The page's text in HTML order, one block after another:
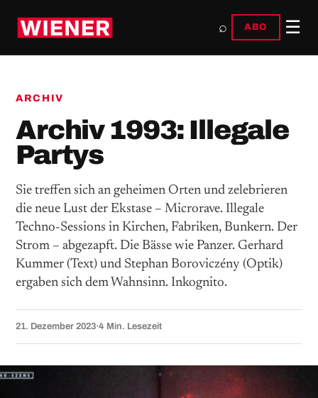
⌕ ABO ☰
ARCHIV
Archiv 1993: Illegale
Partys
Sie treffen sich an geheimen Orten und zelebrieren
die neue Lust der Ekstase – Microrave. Illegale
Techno-Sessions in Kirchen, Fabriken, Bunkern. Der
Strom – abgezapft. Die Bässe wie Panzer. Gerhard
Kummer (Text) und Stephan Boroviczény (Optik)
ergaben sich dem Wahnsinn. Inkognito.
21. Dezember 2023·4 Min. Lesezeit